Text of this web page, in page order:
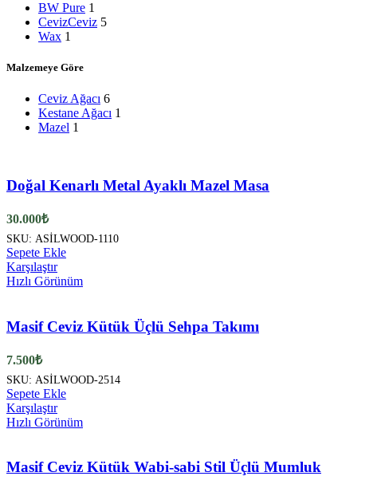
BW Pure 1
CevizCeviz 5
Wax 1
Malzemeye Göre
Ceviz Ağacı 6
Kestane Ağacı 1
Mazel 1
Doğal Kenarlı Metal Ayaklı Mazel Masa
30.000₺
SKU: ASİLWOOD-1110
Sepete Ekle
Karşılaştır
Hızlı Görünüm
Masif Ceviz Kütük Üçlü Sehpa Takımı
7.500₺
SKU: ASİLWOOD-2514
Sepete Ekle
Karşılaştır
Hızlı Görünüm
Masif Ceviz Kütük Wabi-sabi Stil Üçlü Mumluk